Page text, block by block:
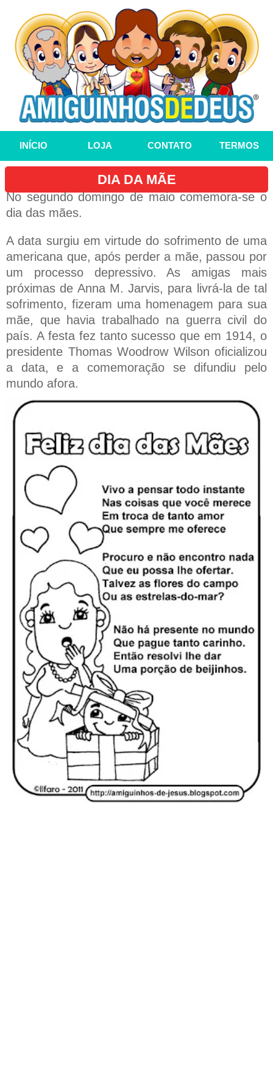
INÍCIO LOJA CONTATO TERMOS
DIA DA MÃE
No segundo domingo de maio comemora-se o
dia das mães.
A data surgiu em virtude do sofrimento de uma
americana que, após perder a mãe, passou por
um processo depressivo. As amigas mais
próximas de Anna M. Jarvis, para livrá-la de tal
sofrimento, fizeram uma homenagem para sua
mãe, que havia trabalhado na guerra civil do
país. A festa fez tanto sucesso que em 1914, o
presidente Thomas Woodrow Wilson oficializou
a data, e a comemoração se difundiu pelo
mundo afora.